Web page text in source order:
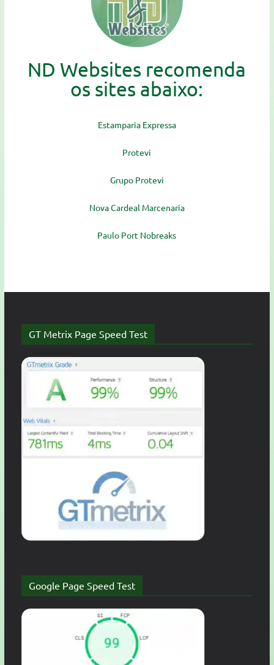
ND Websites recomenda
os sites abaixo:
Estamparia Expressa
Protevi
Grupo Protevi
Nova Cardeal Marcenaria
Paulo Port Nobreaks
GT Metrix Page Speed Test
Google Page Speed Test